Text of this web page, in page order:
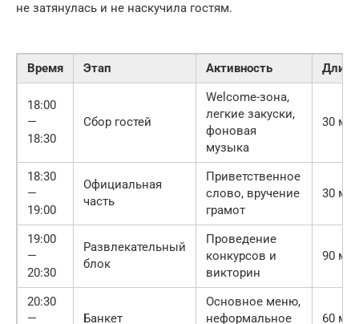
не затянулась и не наскучила гостям.
Время Этап Активность
18:00
—
18:30
Сбор гостей
Welcome-зона,
легкие закуски,
фоновая
музыка
30
18:30
—
19:00
Официальная
часть
Приветственное
слово, вручение
грамот
30
19:00
—
20:30
Развлекательный
блок
Проведение
конкурсов и
викторин
90
20:30
—
Банкет
Основное меню,
неформальное
60